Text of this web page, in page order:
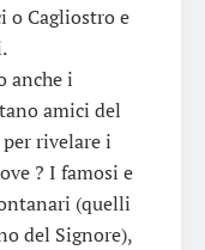
o Cagliostro e
anche i
amici del
rivelare i
? I famosi e
(quelli
del Signore),